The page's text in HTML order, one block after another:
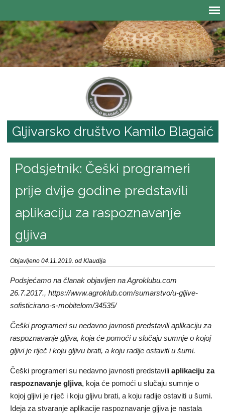
Gljivarsko društvo Kamilo Blagaić
Podsjetnik: Češki programeri
prije dvije godine predstavili
aplikaciju za raspoznavanje
gljiva
Objavljeno 04.11.2019. od Klaudija
Podsjećamo na članak objavljen na Agroklubu.com
26.7.2017., https://www.agroklub.com/sumarstvo/u-gljive-
sofisticirano-s-mobitelom/34535/
Češki programeri su nedavno javnosti predstavili aplikaciju za
raspoznavanje gljiva, koja će pomoći u slučaju sumnje o kojoj
gljivi je riječ i koju gljivu brati, a koju radije ostaviti u šumi.
Češki programeri su nedavno javnosti predstavili aplikaciju za
raspoznavanje gljiva, koja će pomoći u slučaju sumnje o
kojoj gljivi je riječ i koju gljivu brati, a koju radije ostaviti u šumi.
Ideja za stvaranje aplikacije raspoznavanje gljiva je nastala